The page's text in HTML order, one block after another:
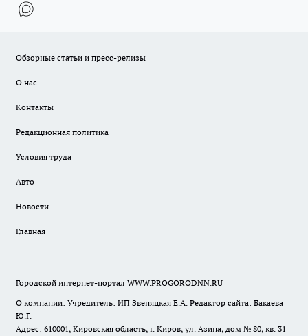
Обзорные статьи и пресс-релизы
О нас
Контакты
Редакционная политика
Условия труда
Авто
Новости
Главная
Городской интернет-портал WWW.PROGORODNN.RU
О компании: Учредитель: ИП Звеняцкая Е.А. Редактор сайта: Бакаева
Ю.Г.
Адрес: 610001, Кировская область, г. Киров, ул. Азина, дом № 80, кв. 31